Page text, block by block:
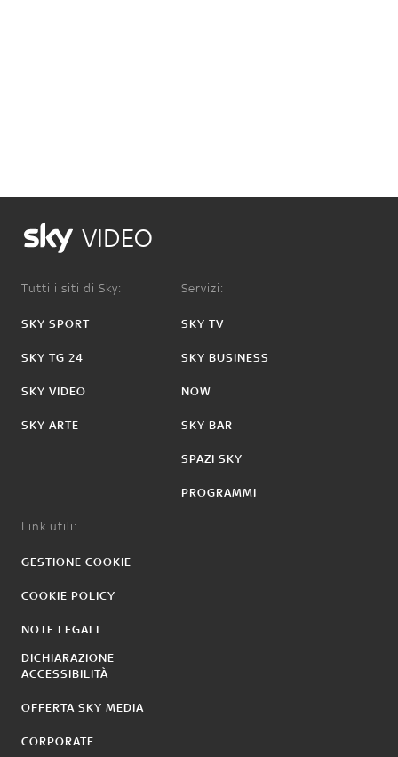
VIDEO
Tutti i siti di Sky:
SKY SPORT
SKY TG 24
SKY VIDEO
SKY ARTE
Servizi:
SKY TV
SKY BUSINESS
NOW
SKY BAR
SPAZI SKY
PROGRAMMI
Link utili:
GESTIONE COOKIE
COOKIE POLICY
NOTE LEGALI
DICHIARAZIONE
ACCESSIBILITÀ
OFFERTA SKY MEDIA
CORPORATE